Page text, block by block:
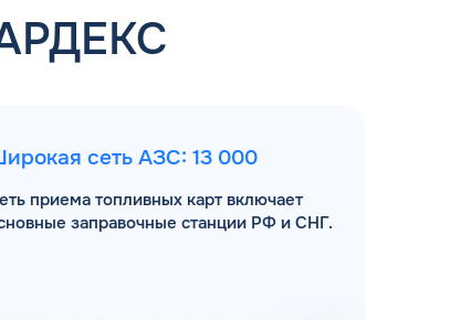
сеть АЗС: 13 000
приема топливных карт включает
заправочные станции РФ и СНГ.